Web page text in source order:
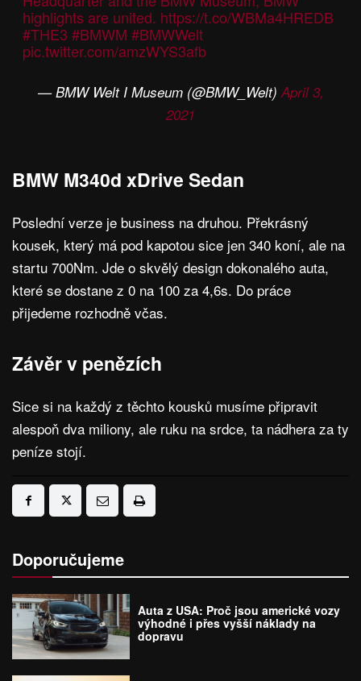
highlights are united. https://t.co/WBMa4HREDB
#THE3 #BMWM #BMWWelt
pic.twitter.com/amzWYS3afb
— BMW Welt I Museum (@BMW_Welt)April 3,
2021
BMW M340d xDrive Sedan
Poslední verze je business na druhou. Překrásný
kousek, který má pod kapotou sice jen 340 koní, ale na
startu 700Nm. Jde o skvělý design dokonalého auta,
které se dostane z 0 na 100 za 4,6s. Do práce
přijedeme rozhodně včas.
Závěr v penězích
Sice si na každý z těchto kousků musíme připravit
alespoň dva miliony, ale ruku na srdce, ta nádhera za ty
peníze stojí.
Doporučujeme
Auta z USA: Proč jsou americké vozy
výhodné i přes vyšší náklady na
dopravu